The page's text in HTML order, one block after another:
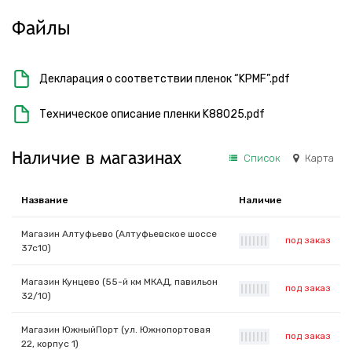
Файлы
Декларация о соответствии пленок “KPMF”.pdf
Техническое описание пленки K88025.pdf
Наличие в магазинах Список Карта
Название Наличие
Магазин Алтуфьево (Алтуфьевское шоссе
37с10)
под заказ
Магазин Кунцево (55-й км МКАД, павильон
32/10)
под заказ
Магазин ЮжныйПорт (ул. Южнопортовая
22, корпус 1)
под заказ